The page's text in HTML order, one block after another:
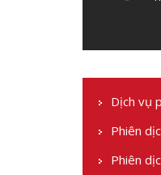
Dịch vụ
Phiên
Phiên